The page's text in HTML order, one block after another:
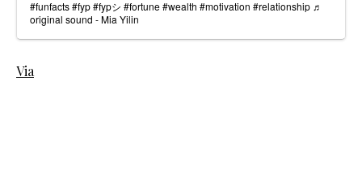
#funfacts#fyp#fypシ #fortune#wealth #motivation #relationship ♬
original sound - Mia Yilin
Via